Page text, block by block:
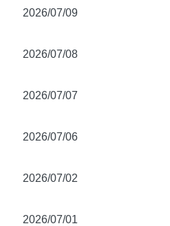
2026/07/09
2026/07/08
2026/07/07
2026/07/06
2026/07/02
2026/07/01